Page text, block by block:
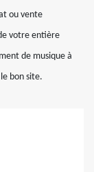
ou vente
votre entière
de musique à
bon site.